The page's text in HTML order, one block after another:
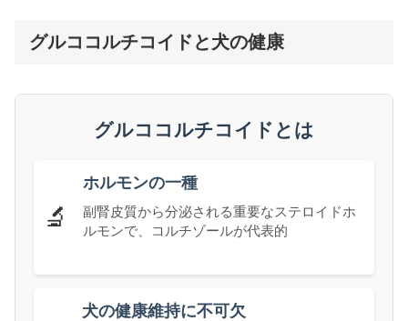
グルココルチコイドと犬の健康
グルココルチコイドとは
🔬
ホルモンの一種
副腎皮質から分泌される重要なステロイドホ
ルモンで、コルチゾールが代表的
犬の健康維持に不可欠